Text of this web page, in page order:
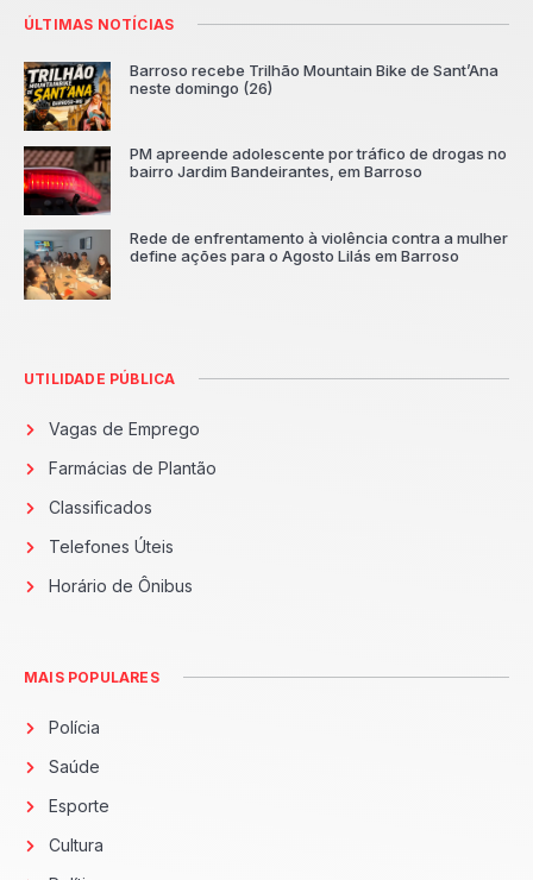
ÚLTIMAS NOTÍCIAS
Barroso recebe Trilhão Mountain Bike de Sant’Ana
neste domingo (26)
PM apreende adolescente por tráfico de drogas no
bairro Jardim Bandeirantes, em Barroso
Rede de enfrentamento à violência contra a mulher
define ações para o Agosto Lilás em Barroso
UTILIDADE PÚBLICA
Vagas de Emprego
Farmácias de Plantão
Classificados
Telefones Úteis
Horário de Ônibus
MAIS POPULARES
Polícia
Saúde
Esporte
Cultura